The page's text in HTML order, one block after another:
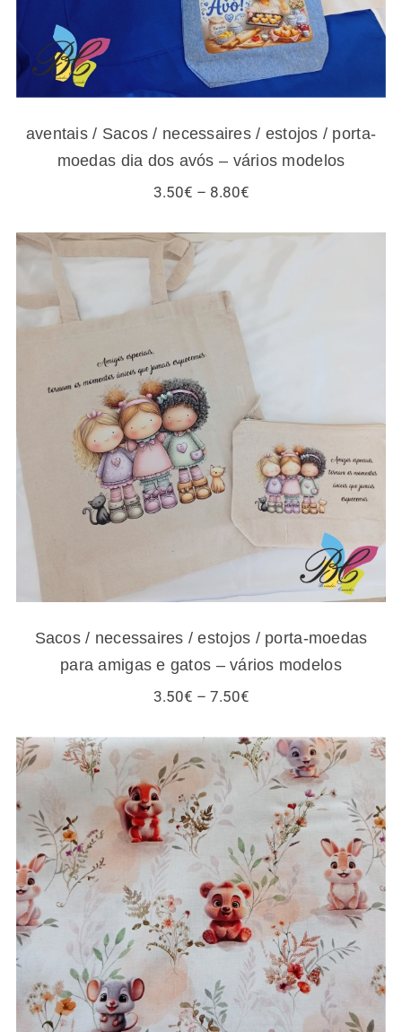
aventais / Sacos / necessaires / estojos / porta-
moedas dia dos avós – vários modelos
3.50€ – 8.80€Price
Sacos / necessaires / estojos / porta-
moedas para amigas e gatos – vários
modelos
Sacos / necessaires / estojos / porta-moedas
para amigas e gatos – vários modelos
3.50€ – 7.50€Price
through
7.50€
Tecidos infantis – esquilos e outros